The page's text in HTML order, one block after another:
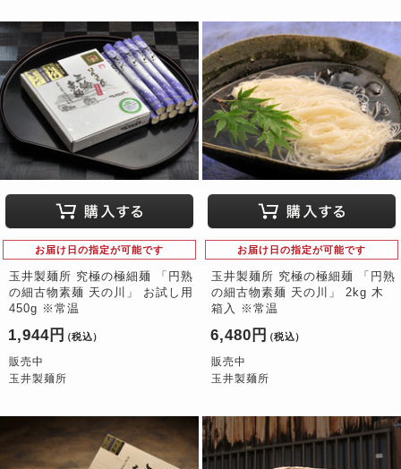
お届け日の指定が可能です
玉井製麺所 究極の極細麺 「円熟
の細古物素麺 天の川」 お試し用
450g ※常温
1,944円 （税込）
販売中
玉井製麺所
お届け日の指定が可能です
玉井製麺所 究極の極細麺 「円熟
の細古物素麺 天の川」 2kg 木
箱入 ※常温
6,480円 （税込）
販売中
玉井製麺所